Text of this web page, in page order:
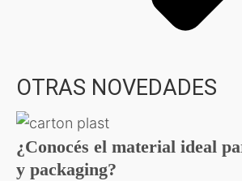
OTRAS NOVEDADES
¿Conocés el material ideal
y packaging?